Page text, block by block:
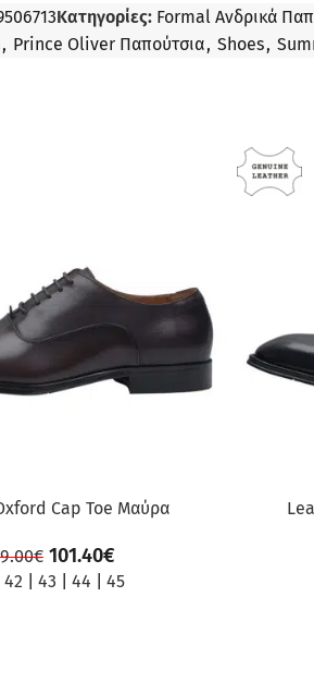
Κατηγορίες: Formal Ανδρικά
, Prince Oliver Παπούτσια, Shoes,
Cap Toe Μαύρα
€ 101.40€
42 43 44 45